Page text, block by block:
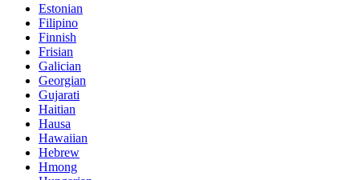
Estonian
Filipino
Finnish
Frisian
Galician
Georgian
Gujarati
Haitian
Hausa
Hawaiian
Hebrew
Hmong